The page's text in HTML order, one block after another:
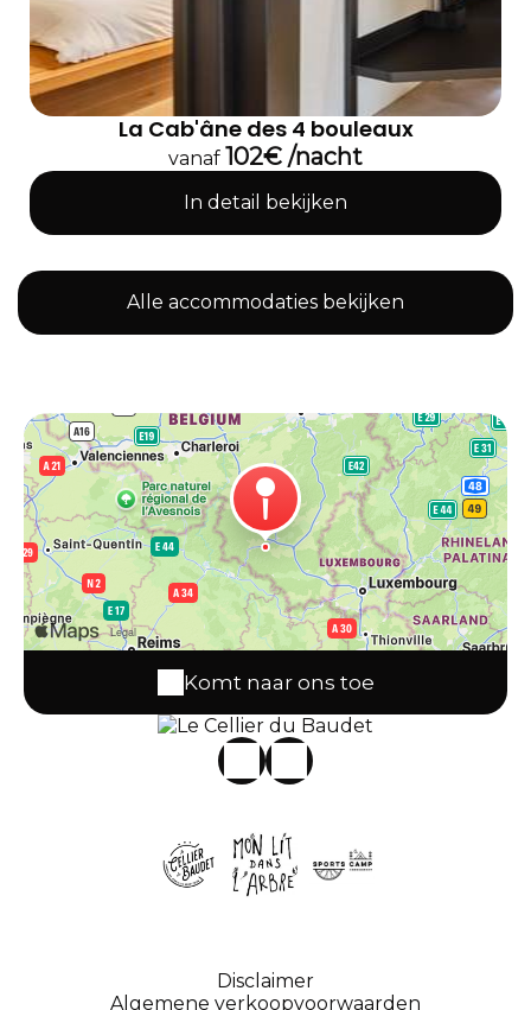
La Cab'âne des 4 bouleaux
vanaf 102€ /nacht
In detail bekijken
Alle accommodaties bekijken
Komt naar ons toe
Disclaimer
Algemene verkoopvoorwaarden